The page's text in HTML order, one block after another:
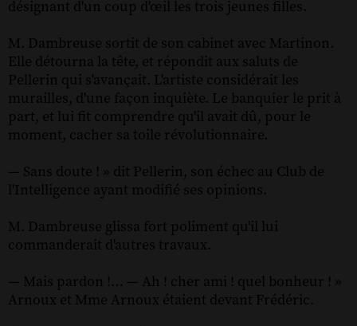
désignant d'un coup d'œil les trois jeunes filles.
M. Dambreuse sortit de son cabinet avec Martinon.
Elle détourna la tête, et répondit aux saluts de
Pellerin qui s'avançait. L'artiste considérait les
murailles, d'une façon inquiète. Le banquier le prit à
part, et lui fit comprendre qu'il avait dû, pour le
moment, cacher sa toile révolutionnaire.
— Sans doute ! » dit Pellerin, son échec au Club de
l'Intelligence ayant modifié ses opinions.
M. Dambreuse glissa fort poliment qu'il lui
commanderait d'autres travaux.
— Mais pardon !… — Ah ! cher ami ! quel bonheur ! »
Arnoux et Mme Arnoux étaient devant Frédéric.